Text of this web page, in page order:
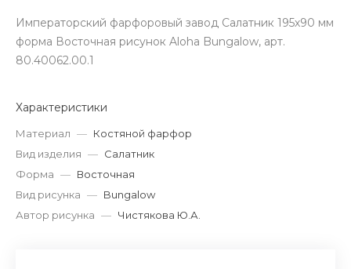
Императорский фарфоровый завод Салатник 195х90 мм
форма Восточная рисунок Aloha Bungalow, арт.
80.40062.00.1
Характеристики
Материал — Костяной фарфор
Вид изделия — Салатник
Форма — Восточная
Вид рисунка — Bungalow
Автор рисунка — Чистякова Ю.А.